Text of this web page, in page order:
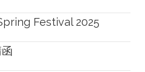
Festival 2025